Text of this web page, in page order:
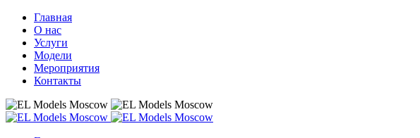
Главная
О нас
Услуги
Модели
Мероприятия
Контакты